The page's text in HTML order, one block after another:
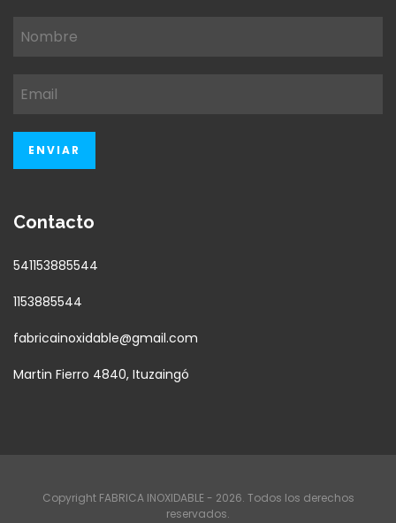
Contacto
541153885544
1153885544
fabricainoxidable@gmail.com
Martin Fierro 4840, Ituzaingó
Copyright FABRICA INOXIDABLE - 2026. Todos los derechos
reservados.